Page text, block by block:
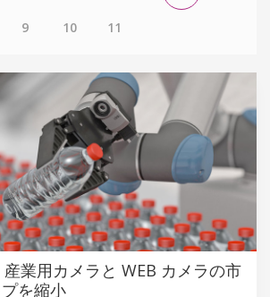
9 10 11
産業用カメラと WEB カメラの市
を縮小